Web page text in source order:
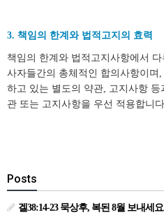
3. 책임의 한계와 법적고지의 효력
책임의 한계와 법적고지사항에서
사자들간의 총체적인 합의사항이며
하고 있는 별도의 약관, 고지사항
관 또는 고지사항을 우선 적용합니
Posts
겔38:14-23 묵상후, 복된 8월 보내세요. 하나님의 최후